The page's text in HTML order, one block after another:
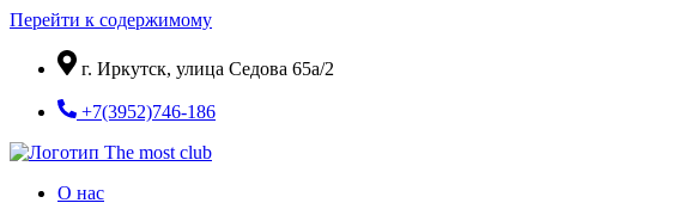
Перейти к содержимому
г. Иркутск, улица Седова 65а/2
+7(3952)746-186
О нас